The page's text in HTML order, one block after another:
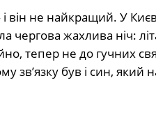
і він не найкращий. У
чергова жахлива ніч:
тепер не до гучних
зв’язку був і син, який